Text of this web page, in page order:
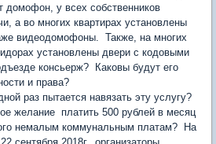
домофон, у всех собственников
а во многих квартирах установлены
видеодомофоны. Также, на многих
установлены двери с кодовыми
консьерж? Каковы будут его
и права?
раз пытается навязать эту услугу?
желание платить 500 рублей в месяц
немалым коммунальным платам? На